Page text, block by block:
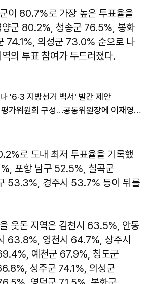
이 80.7%로 가장 높은 투표율을
양군 80.2%, 청송군 76.5%, 봉화
74.1%, 의성군 73.0% 순으로 나
의 투표 참여가 두드러졌다.
'6·3 지방선거 백서' 발간 제안
與, 6·3 지방선거 평가위원회 구성…공동위원장에 이재영·홍창민
로 도내 최저 투표율을 기록했
포항 남구 52.5%, 칠곡군
53.3%, 경주시 53.7% 등이 뒤를
웃돈 지역은 김천시 63.5%, 안동
63.8%, 영천시 64.7%, 상주시
예천군 67.9%, 청도군
성주군 74.1%, 의성군